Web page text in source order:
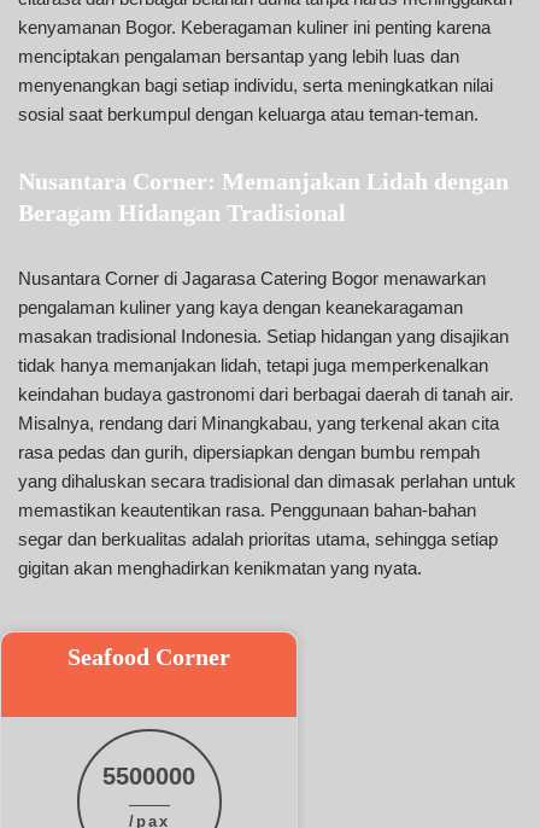
kenyamanan Bogor. Keberagaman kuliner ini penting karena
menciptakan pengalaman bersantap yang lebih luas dan
menyenangkan bagi setiap individu, serta meningkatkan nilai
sosial saat berkumpul dengan keluarga atau teman-teman.
Nusantara Corner: Memanjakan Lidah dengan
Beragam Hidangan Tradisional
Nusantara Corner di Jagarasa Catering Bogor menawarkan
pengalaman kuliner yang kaya dengan keanekaragaman
masakan tradisional Indonesia. Setiap hidangan yang disajikan
tidak hanya memanjakan lidah, tetapi juga memperkenalkan
keindahan budaya gastronomi dari berbagai daerah di tanah air.
Misalnya, rendang dari Minangkabau, yang terkenal akan cita
rasa pedas dan gurih, dipersiapkan dengan bumbu rempah
yang dihaluskan secara tradisional dan dimasak perlahan untuk
memastikan keautentikan rasa. Penggunaan bahan-bahan
segar dan berkualitas adalah prioritas utama, sehingga setiap
gigitan akan menghadirkan kenikmatan yang nyata.
Seafood Corner
5500000
/pax